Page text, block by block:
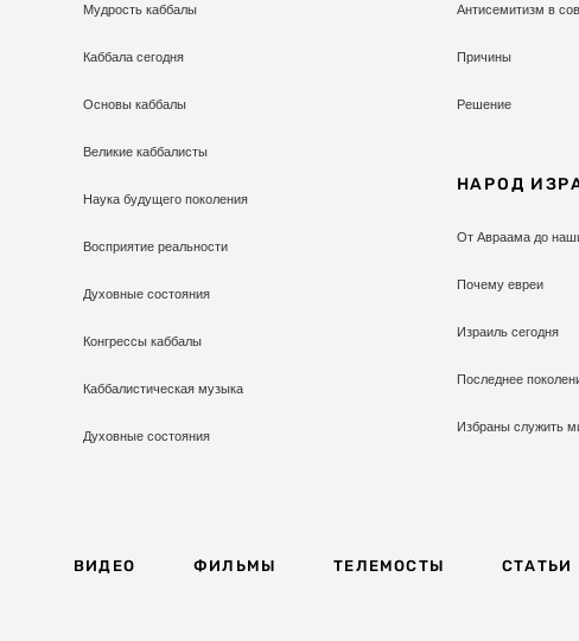
Мудрость каббалы
Каббала сегодня
Основы каббалы
Великие каббалисты
Наука будущего поколения
Восприятие реальности
Духовные состояния
Конгрессы каббалы
Каббалистическая музыка
Духовные состояния
Антисемитизм в
Причины
Решение
НАРОД
От Авраама до
Почему евреи
Израиль сегодня
Последнее
Избраны служить
ВИДЕО ФИЛЬМЫ ТЕЛЕМОСТЫ СТАТЬИ